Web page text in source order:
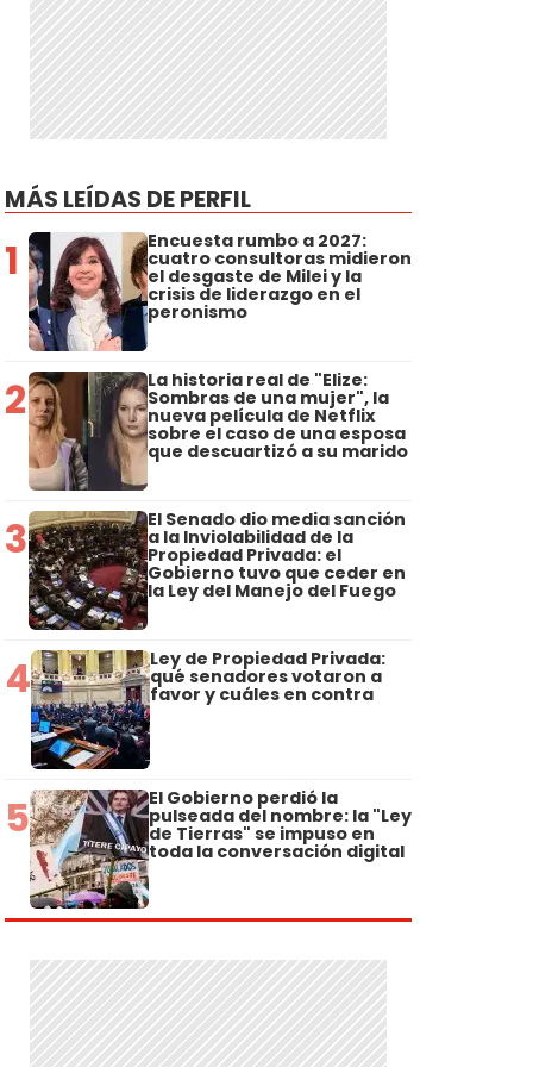
MÁS LEÍDAS DE PERFIL
1 Encuesta rumbo a 2027:
cuatro consultoras midieron
el desgaste de Milei y la
crisis de liderazgo en el
peronismo
2 La historia real de "Elize:
Sombras de una mujer", la
nueva película de Netflix
sobre el caso de una esposa
que descuartizó a su marido
3 El Senado dio media sanción
a la Inviolabilidad de la
Propiedad Privada: el
Gobierno tuvo que ceder en
la Ley del Manejo del Fuego
4 Ley de Propiedad Privada:
qué senadores votaron a
favor y cuáles en contra
5 El Gobierno perdió la
pulseada del nombre: la "Ley
de Tierras" se impuso en
toda la conversación digital